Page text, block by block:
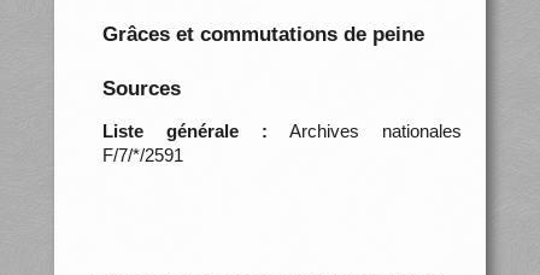
Grâces et commutations de peine
Sources
Liste générale : Archives nationales
F/7/*/2591